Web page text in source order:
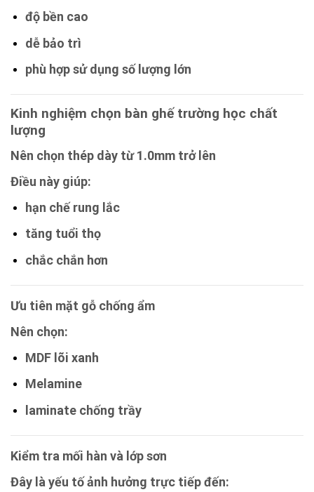
độ bền cao
dễ bảo trì
phù hợp sử dụng số lượng lớn
Kinh nghiệm chọn bàn ghế trường học chất
lượng
Nên chọn thép dày từ 1.0mm trở lên
Điều này giúp:
hạn chế rung lắc
tăng tuổi thọ
chắc chắn hơn
Ưu tiên mặt gỗ chống ẩm
Nên chọn:
MDF lõi xanh
Melamine
laminate chống trầy
Kiểm tra mối hàn và lớp sơn
Đây là yếu tố ảnh hưởng trực tiếp đến: